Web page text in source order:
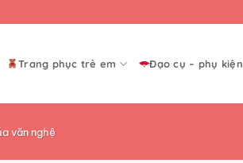
Trang phục trẻ em Đạo cụ – phụ kiện
văn nghệ